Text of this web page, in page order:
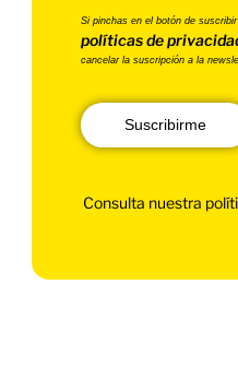
Si pinchas en el botón de
políticas de
cancelar la suscripción a la
Suscribirme
Consulta nuestra